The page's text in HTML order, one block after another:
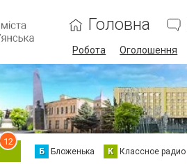
Головна
Робота Оголошення
12
Б Бложенька К Классное радио